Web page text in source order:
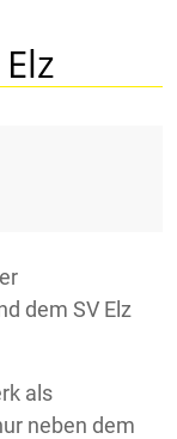
dem SV Elz
als
neben dem